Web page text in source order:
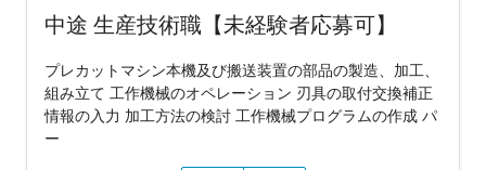
中途 生産技術職【未経験者応募可】
プレカットマシン本機及び搬送装置の部品の製造、加工、
組み立て 工作機械のオペレーション 刃具の取付交換補正
情報の入力 加工方法の検討 工作機械プログラムの作成 パ
ー